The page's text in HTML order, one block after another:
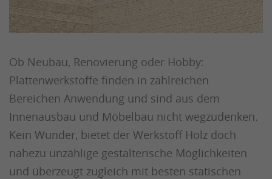
Ob Neubau, Renovierung oder Hobby:
Plattenwerkstoffe finden in zahlreichen
Bereichen Anwendung und sind aus dem
Innenausbau und Möbelbau nicht wegzudenken.
Kein Wunder, bietet der Werkstoff Holz doch
nahezu unzählige gestalterische Möglichkeiten
und überzeugt zugleich mit besten statischen